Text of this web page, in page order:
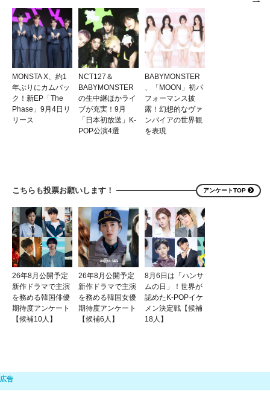
MONSTA X、約1
年ぶりにカムバッ
ク！新EP「The
Phase」9月4日リ
リース
NCT127＆
BABYMONSTER
の生中継ほかライ
ブが充実！9月
「日本初放送」K-
POP公演4選
BABYMONSTER
、「MOON」初パ
フォーマンス披
露！幻想的なヴァ
ンパイアの世界観
を表現
こちらも投票お願いします！ アンケートTOP
26年8月公開予定
新作ドラマで主演
を務める韓国俳優
期待度アンケート
【候補10人】
26年8月公開予定
新作ドラマで主演
を務める韓国女優
期待度アンケート
【候補6人】
8月6日は「ハンサ
ムの日」！世界が
認めたK-POPイケ
メン決定戦【候補
18人】